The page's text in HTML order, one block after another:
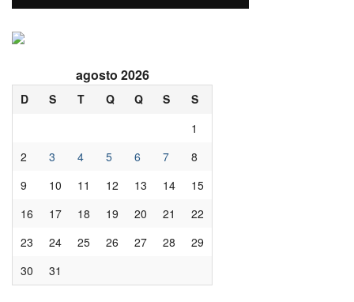
agosto 2026
D S T Q Q S
S
1
2
3 4 5 6 7
8
9
10 11 12 13 14
15
16
17 18 19 20 21
22
23
24 25 26 27 28
29
30
31